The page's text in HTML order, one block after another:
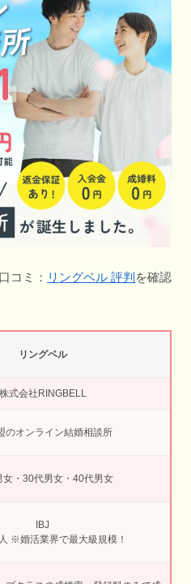
口コミ： リングベル 評判 を確認
リングベル
株式会社RINGBELL
のオンライン結婚相談所
女・30代男女・40代男女
IBJ
※婚活業界で最大級規模！